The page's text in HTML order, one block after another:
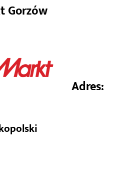
Gorzów
Adres: